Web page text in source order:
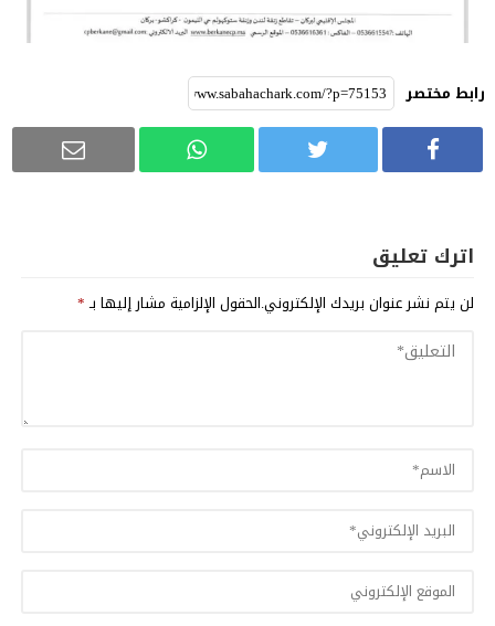
رابط مختصر
اترك تعليق
لن يتم نشر عنوان بريدك الإلكتروني.الحقول الإلزامية مشار إليها بـ*